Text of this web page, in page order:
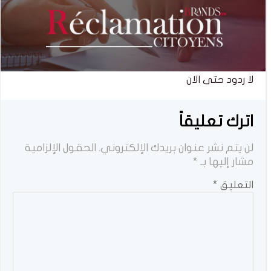
لا ردود حتى الان
اترك تعليقاً
لن يتم نشر عنوان بريدك الإلكتروني. الحقول الإلزامية
مشار إليها بـ *
التعليق *